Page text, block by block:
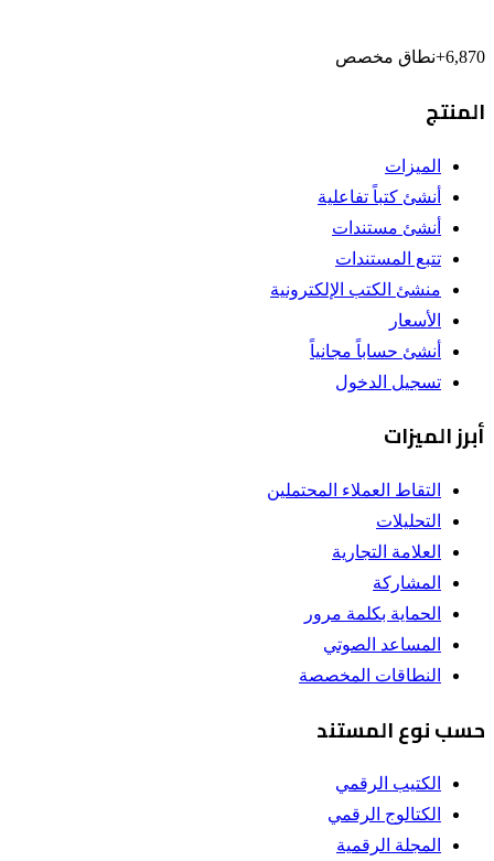
6,870
+نطاق مخصص
المنتج
الميزات
أنشئ كتباً تفاعلية
أنشئ مستندات
تتبع المستندات
منشئ الكتب الإلكترونية
الأسعار
أنشئ حساباً مجانياً
تسجيل الدخول
أبرز الميزات
التقاط العملاء المحتملين
التحليلات
العلامة التجارية
المشاركة
الحماية بكلمة مرور
المساعد الصوتي
النطاقات المخصصة
حسب نوع المستند
الكتيب الرقمي
الكتالوج الرقمي
المجلة الرقمية